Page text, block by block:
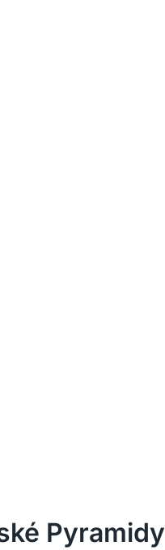
Pyramidy